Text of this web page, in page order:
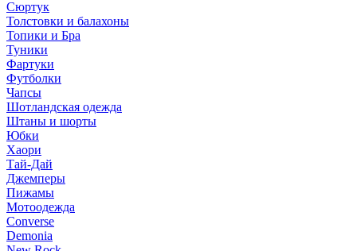
Сюртук
Толстовки и балахоны
Топики и Бра
Туники
Фартуки
Футболки
Чапсы
Шотландская одежда
Штаны и шорты
Юбки
Хаори
Тай-Дай
Джемперы
Пижамы
Мотоодежда
Converse
Demonia